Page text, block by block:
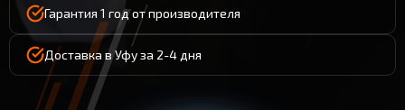
Гарантия 1 год от производителя
Доставка в Уфу за 2-4 дня